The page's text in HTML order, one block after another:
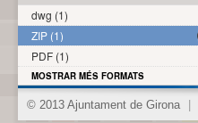
dwg (1)
ZIP (1)
PDF (1)
MOSTRAR MÉS FORMATS
© 2013 Ajuntament de Girona